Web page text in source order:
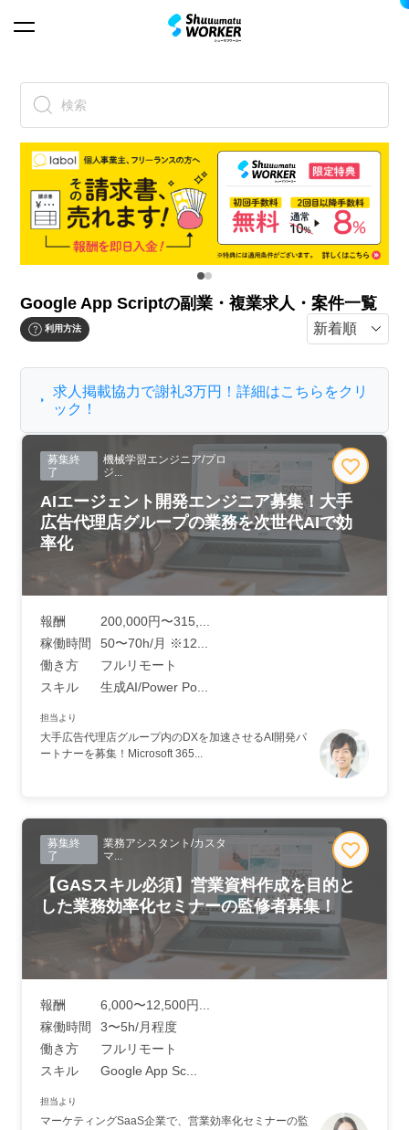
検索
Google App Scriptの副業・複業求人・案件一覧
利用方法
求人掲載協力で謝礼3万円！詳細はこちらをクリ
ック！
募集終
了
機械学習エンジニア/プロ
ジ...
AIエージェント開発エンジニア募集！大手
広告代理店グループの業務を次世代AIで効
率化
報酬
200,000円〜315,...
稼働時間
50〜70h/月 ※12...
働き方
フルリモート
スキル
生成AI/Power Po...
担当より
大手広告代理店グループ内のDXを加速させるAI開発パ
ートナーを募集！Microsoft 365...
募集終
了
業務アシスタント/カスタ
マ...
【GASスキル必須】営業資料作成を目的と
した業務効率化セミナーの監修者募集！
報酬
6,000〜12,500円...
稼働時間
3〜5h/月程度
働き方
フルリモート
スキル
Google App Sc...
担当より
マーケティングSaaS企業で、営業効率化セミナーの監